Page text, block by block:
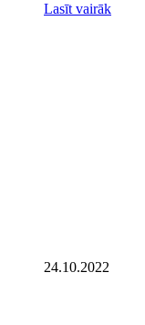
Lasīt vairāk
24.10.2022